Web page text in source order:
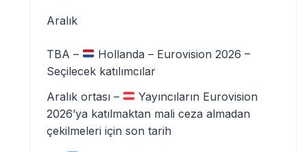
Aralık
TBA –
Hollanda – Eurovision 2026 –
Seçilecek katılımcılar
Aralık ortası –
Yayıncıların Eurovision
2026’ya katılmaktan mali ceza almadan
çekilmeleri için son tarih